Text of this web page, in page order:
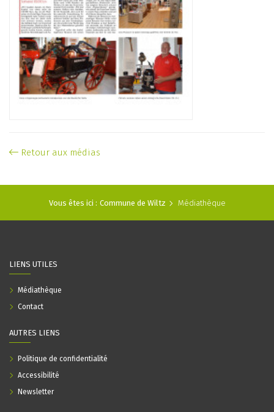
Retour aux médias
Vous êtes ici : Commune de Wiltz Médiathèque
LIENS UTILES
Médiathèque
Contact
AUTRES LIENS
Politique de confidentialité
Accessibilité
Newsletter